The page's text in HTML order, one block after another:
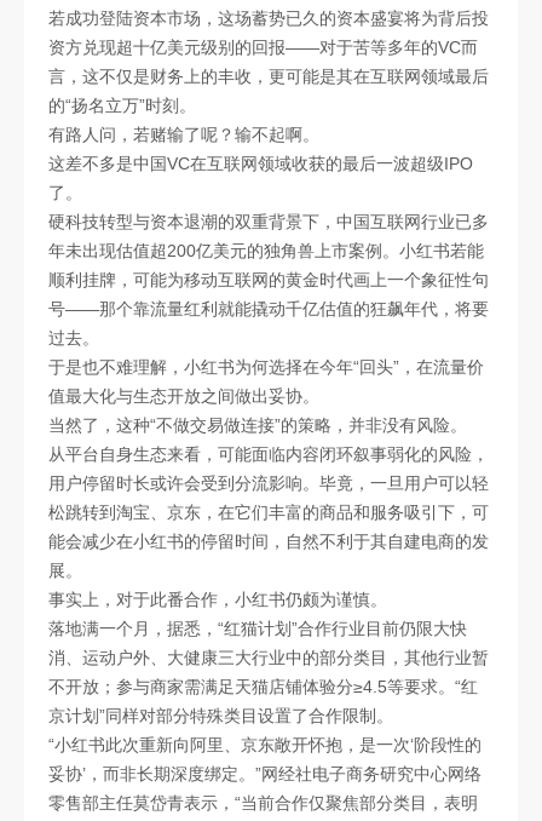
若成功登陆资本市场，这场蓄势已久的资本盛宴将为背后投
资方兑现超十亿美元级别的回报——对于苦等多年的VC而
言，这不仅是财务上的丰收，更可能是其在互联网领域最后
的“扬名立万”时刻。
有路人问，若赌输了呢？输不起啊。
这差不多是中国VC在互联网领域收获的最后一波超级IPO
了。
硬科技转型与资本退潮的双重背景下，中国互联网行业已多
年未出现估值超200亿美元的独角兽上市案例。小红书若能
顺利挂牌，可能为移动互联网的黄金时代画上一个象征性句
号——那个靠流量红利就能撬动千亿估值的狂飙年代，将要
过去。
于是也不难理解，小红书为何选择在今年“回头”，在流量价
值最大化与生态开放之间做出妥协。
当然了，这种“不做交易做连接”的策略，并非没有风险。
从平台自身生态来看，可能面临内容闭环叙事弱化的风险，
用户停留时长或许会受到分流影响。毕竟，一旦用户可以轻
松跳转到淘宝、京东，在它们丰富的商品和服务吸引下，可
能会减少在小红书的停留时间，自然不利于其自建电商的发
展。
事实上，对于此番合作，小红书仍颇为谨慎。
落地满一个月，据悉，“红猫计划”合作行业目前仍限大快
消、运动户外、大健康三大行业中的部分类目，其他行业暂
不开放；参与商家需满足天猫店铺体验分≥4.5等要求。“红
京计划”同样对部分特殊类目设置了合作限制。
“小红书此次重新向阿里、京东敞开怀抱，是一次‘阶段性的
妥协’，而非长期深度绑定。”网经社电子商务研究中心网络
零售部主任莫岱青表示，“当前合作仅聚焦部分类目，表明